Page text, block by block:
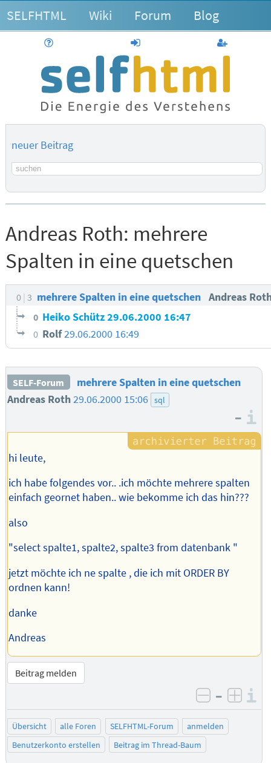
SELFHTML Wiki Forum Blog
anmelden
neuer Beitrag
Suchbegriff
Andreas Roth: mehrere
Spalten in eine quetschen
0 3 mehrere Spalten in eine quetschen Andreas
0 Heiko Schütz29.06.2000 16:47
0 Rolf29.06.2000 16:49
SELF-Forum
mehrere Spalten in eine quetschen
Andreas Roth29.06.2000 15:06 sql
–
hi leute,
ich habe folgendes vor.. .ich möchte mehrere spalten
einfach geornet haben.. wie bekomme ich das hin???
also
"select spalte1, spalte2, spalte3 from datenbank "
jetzt möchte ich ne spalte , die ich mit ORDER BY
ordnen kann!
danke
Andreas
Beitrag melden
negativ
–
Übersicht alle Foren SELFHTML-Forum
anmelden
Benutzerkonto erstellen
Beitrag im Thread-Baum